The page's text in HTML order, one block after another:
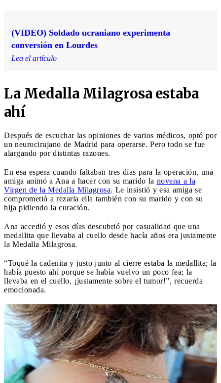
(VIDEO) Soldado ucraniano experimenta
conversión en Lourdes
Lea el artículo
La Medalla Milagrosa estaba
ahí
Después de escuchar las opiniones de varios médicos, optó por
un neurocirujano de Madrid para operarse. Pero todo se fue
alargando por distintas razones.
En esa espera cuando faltaban tres días para la operación, una
amiga animó a Ana a hacer con su marido la novena a la
Virgen de la Medalla Milagrosa. Le insistió y esa amiga se
comprometió a rezarla ella también con su marido y con su
hija pidiendo la curación.
Ana accedió y esos días descubrió por casualidad que una
medallita que llevaba al cuello desde hacía años era justamente
la Medalla Milagrosa.
“Toqué la cadenita y justo junto al cierre estaba la medallita; la
había puesto ahí porque se había vuelvo un poco fea; la
llevaba en el cuello, ¡justamente sobre el tumor!”, recuerda
emocionada.